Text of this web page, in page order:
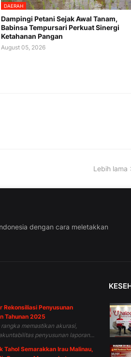
DAERAH
Dampingi Petani Sejak Awal Tanam,
Babinsa Tempursari Perkuat Sinergi
Ketahanan Pangan
August 05, 2026
Lebih lama
dengan cara meletakkan
Rekonsiliasi Penyusunan
Tahunan 2025
memastikan akurasi,
penyusunan laporan...
Tahol Semarakkan Irau Malinau,